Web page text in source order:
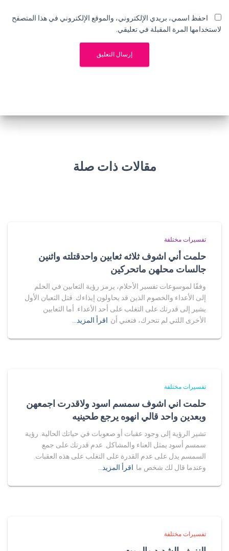
احفظ اسمي، بريدي الإلكتروني، والموقع الإلكتروني في هذا المتصفح
لاستخدامها المرة المقبلة في تعليقي.
مقالات ذات صلة
تفسيرات مختلفة
حلمت أني اشوف ثلاثه ثعابين واحدقتلته واثنين
جالسات محلهن ماتحركين
وفقًا لموسوعات تفسير الأحلام، يرمز رؤية الثعابين في الحلم
إلى الأعداء والخصوم الذين قد يحاولون إيذاءك. قتل الثعبان الأول
يشير إلى قدرتك على التغلب على أحد الأعداء. أما الثعابين
الأخرى اللتي لم تتحرك، فتعني أن اقرأ المزيد…
تفسيرات مختلفة
حلمت اني اشوف سمسم اسود ولاقدرت اجمعهن
وبعدين واحد قالي انهوه يرجع طحينيه
تشير الرؤية إلى وجود عقبات أو صعوبات في حياتك الحالية. رؤية
سمسم أسود يمثل العناء والمشاكل. عدم قدرتك على جمع
السمسم يدل على عدم القدرة على التغلب على هذه العقبات.
وعندما قال لك شخص ما اقرأ المزيد…
تفسيرات مختلفة